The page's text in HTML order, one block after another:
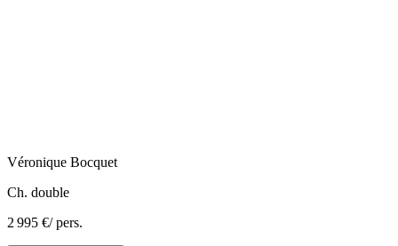
Véronique Bocquet
Ch. double
2 995 €/ pers.